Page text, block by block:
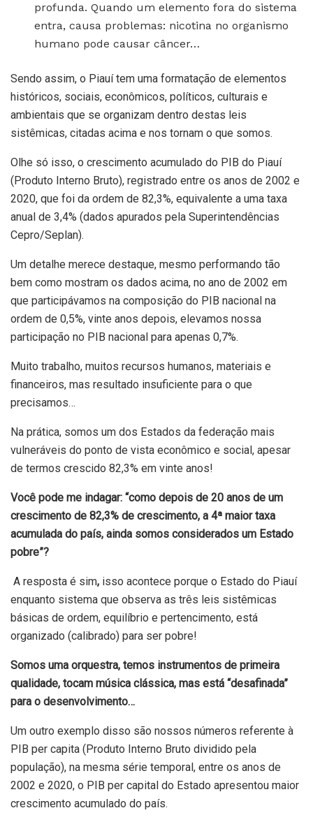
profunda. Quando um elemento fora do sistema
entra, causa problemas: nicotina no organismo
humano pode causar câncer…
Sendo assim, o Piauí tem uma formatação de elementos
históricos, sociais, econômicos, políticos, culturais e
ambientais que se organizam dentro destas leis
sistêmicas, citadas acima e nos tornam o que somos.
Olhe só isso, o crescimento acumulado do PIB do Piauí
(Produto Interno Bruto), registrado entre os anos de 2002 e
2020, que foi da ordem de 82,3%, equivalente a uma taxa
anual de 3,4% (dados apurados pela Superintendências
Cepro/Seplan).
Um detalhe merece destaque, mesmo performando tão
bem como mostram os dados acima, no ano de 2002 em
que participávamos na composição do PIB nacional na
ordem de 0,5%, vinte anos depois, elevamos nossa
participação no PIB nacional para apenas 0,7%.
Muito trabalho, muitos recursos humanos, materiais e
financeiros, mas resultado insuficiente para o que
precisamos…
Na prática, somos um dos Estados da federação mais
vulneráveis do ponto de vista econômico e social, apesar
de termos crescido 82,3% em vinte anos!
Você pode me indagar: “como depois de 20 anos de um
crescimento de 82,3% de crescimento, a 4ª maior taxa
acumulada do país, ainda somos considerados um Estado
pobre”?
A resposta é sim, isso acontece porque o Estado do Piauí
enquanto sistema que observa as três leis sistêmicas
básicas de ordem, equilíbrio e pertencimento, está
organizado (calibrado) para ser pobre!
Somos uma orquestra, temos instrumentos de primeira
qualidade, tocam música clássica, mas está “desafinada”
para o desenvolvimento…
Um outro exemplo disso são nossos números referente à
PIB per capita (Produto Interno Bruto dividido pela
população), na mesma série temporal, entre os anos de
2002 e 2020, o PIB per capital do Estado apresentou maior
crescimento acumulado do país.